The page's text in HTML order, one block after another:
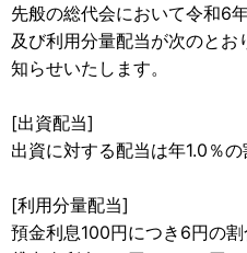
先般の総代会において令和6
及び利用分量配当が次のと
知らせいたします。
[出資配当]
出資に対する配当は年1.0％の
[利用分量配当]
預金利息100円につき6円の割